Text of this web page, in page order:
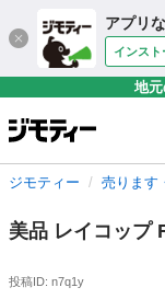
アプリ
インスト
地
ジモティー 売ります
美品 レイコップ
投稿ID: n7q1y